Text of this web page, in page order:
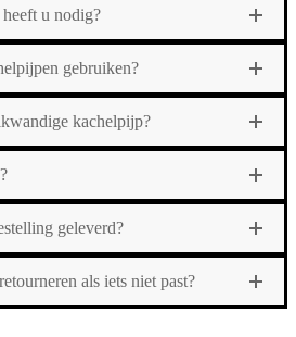
u nodig?
gebruiken?
kachelpijp?
geleverd?
als iets niet past?